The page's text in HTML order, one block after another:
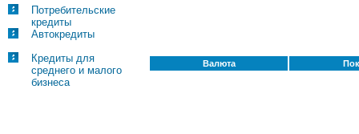
Потребительские
кредиты
Автокредиты
Кредиты для
среднего и малого
бизнеса
Валюта